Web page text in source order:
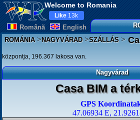
Welcome to Romania
Românã English
Like 13k
ROMÁNIA>NAGYVÁRAD>SZÁLLÁS>
központja, 196.367 lakosa van.
Nagyvárad
Casa BIM a
GPS
47.06934 E,